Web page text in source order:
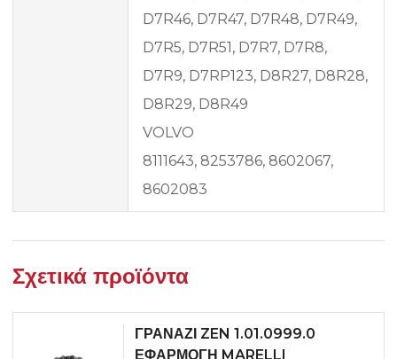
D7R46, D7R47, D7R48, D7R49,
D7R5, D7R51, D7R7, D7R8,
D7R9, D7RP123, D8R27, D8R28,
D8R29, D8R49
VOLVO
8111643, 8253786, 8602067,
8602083
Σχετικά προϊόντα
ΓΡΑΝΑΖΙ ZEN 1.01.0999.0
ΕΦΑΡΜΟΓΗ MARELLI